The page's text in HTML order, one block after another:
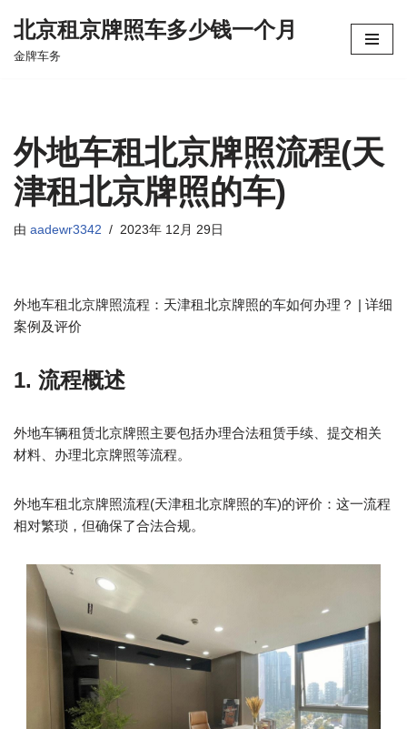
跳
北京租京牌照车多少钱一个月
金牌车务
外地车租北京牌照流程(天
津租北京牌照的车)
由 aadewr3342 2023年 12月 29日
外地车租北京牌照流程：天津租北京牌照的车如何办理？ | 详细
案例及评价
1. 流程概述
外地车辆租赁北京牌照主要包括办理合法租赁手续、提交相关
材料、办理北京牌照等流程。
外地车租北京牌照流程(天津租北京牌照的车)的评价：这一流程
相对繁琐，但确保了合法合规。